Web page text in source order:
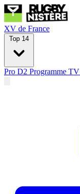
XV de France
Top 14
Pro D2 Programme TV